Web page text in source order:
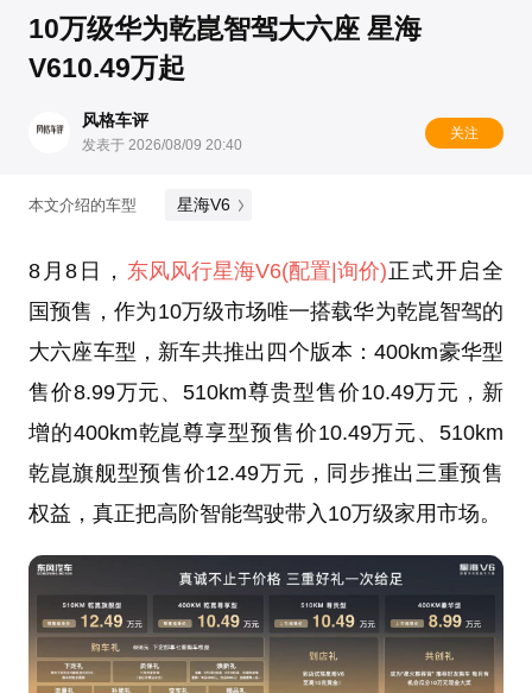
10万级华为乾崑智驾大六座 星海
V610.49万起
风格车评
发表于 2026/08/09 20:40
关注
本文介绍的车型 星海V6
8月8日， 东风风行星海V6(配置 |询价)正式开启全
国预售，作为10万级市场唯一搭载华为乾崑智驾的
大六座车型，新车共推出四个版本：400km豪华型
售价8.99万元、510km尊贵型售价10.49万元，新
增的400km乾崑尊享型预售价10.49万元、510km
乾崑旗舰型预售价12.49万元，同步推出三重预售
权益，真正把高阶智能驾驶带入10万级家用市场。